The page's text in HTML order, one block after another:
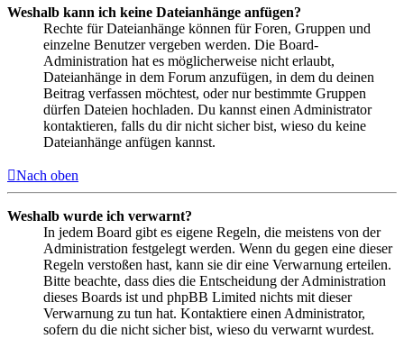
Weshalb kann ich keine Dateianhänge anfügen?
Rechte für Dateianhänge können für Foren, Gruppen und
einzelne Benutzer vergeben werden. Die Board-
Administration hat es möglicherweise nicht erlaubt,
Dateianhänge in dem Forum anzufügen, in dem du deinen
Beitrag verfassen möchtest, oder nur bestimmte Gruppen
dürfen Dateien hochladen. Du kannst einen Administrator
kontaktieren, falls du dir nicht sicher bist, wieso du keine
Dateianhänge anfügen kannst.
Nach oben
Weshalb wurde ich verwarnt?
In jedem Board gibt es eigene Regeln, die meistens von der
Administration festgelegt werden. Wenn du gegen eine dieser
Regeln verstoßen hast, kann sie dir eine Verwarnung erteilen.
Bitte beachte, dass dies die Entscheidung der Administration
dieses Boards ist und phpBB Limited nichts mit dieser
Verwarnung zu tun hat. Kontaktiere einen Administrator,
sofern du die nicht sicher bist, wieso du verwarnt wurdest.